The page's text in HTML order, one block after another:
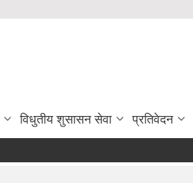
विधुतीय शुसासन सेवा प्रतिवेदन